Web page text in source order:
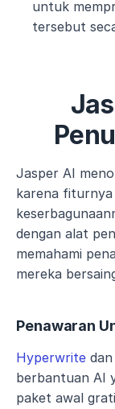
untuk
tersebut
Jasper AI
karena
dengan alat
memahami
mereka
Penawaran
Hyperwrite
berbantuan AI
paket awal